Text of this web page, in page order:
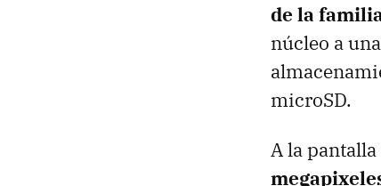
de la
núcleo a
microSD.
A la